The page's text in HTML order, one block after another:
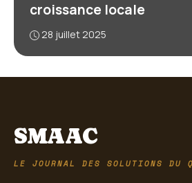
croissance locale
28 juillet 2025
SMAAC
LE JOURNAL DES SOLUTIONS DU